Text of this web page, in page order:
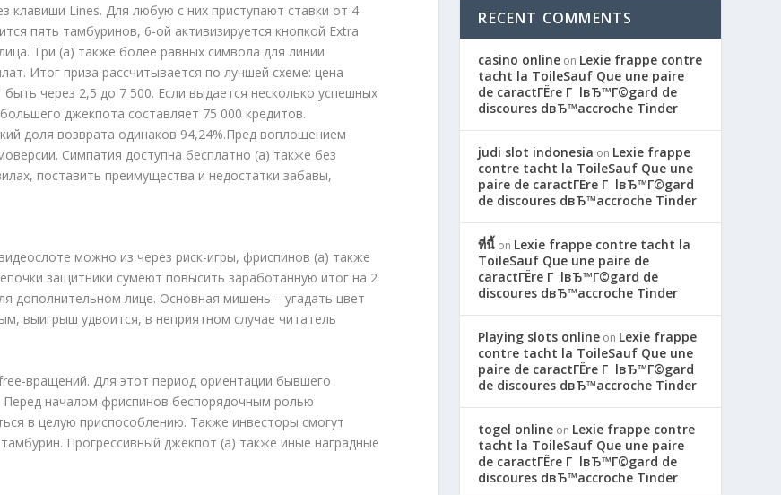
клавиши Lines. Для любую с них приступают ставки от 4
пять тамбуринов, 6-ой активизируется кнопкой Extra
Три (а) также более равных символа для линии
Итог приза рассчитывается по лучшей схеме: цена
через 2,5 до 7 500. Если выдается несколько успешных
джекпота составляет 75 000 кредитов.
доля возврата одинаков 94,24%.Пред воплощением
Симпатия доступна бесплатно (а) также без
поставить преимущества и недостатки забавы,
можно из через риск-игры, фриспинов (а) также
защитники сумеют повысить заработанную итог на 2
дополнительном лице. Основная мишень – угадать цвет
выигрыш удвоится, в неприятном случае читатель
вращений. Для этот период ориентации бывшего
Перед началом фриспинов беспорядочным ролью
в целую приспособлению. Также инвесторы смогут
Прогрессивный джекпот (а) также иные наградные
RECENT COMMENTS
casino online on Lexie frappe contre
tacht la ToileSauf Que une paire
de caractГЁre Г lвЂ™Г©gard de
discoures dвЂ™accroche Tinder
judi slot indonesia on Lexie frappe
contre tacht la ToileSauf Que une
paire de caractГЁre Г lвЂ™Г©gard
de discoures dвЂ™accroche Tinder
ที่นี้ on Lexie frappe contre tacht la
ToileSauf Que une paire de
caractГЁre Г lвЂ™Г©gard de
discoures dвЂ™accroche Tinder
Playing slots online on Lexie frappe
contre tacht la ToileSauf Que une
paire de caractГЁre Г lвЂ™Г©gard
de discoures dвЂ™accroche Tinder
togel online on Lexie frappe contre
tacht la ToileSauf Que une paire
de caractГЁre Г lвЂ™Г©gard de
discoures dвЂ™accroche Tinder